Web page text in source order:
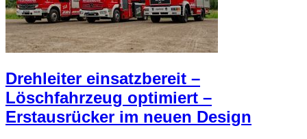
Drehleiter einsatzbereit –
Löschfahrzeug optimiert –
Erstausrücker im neuen Design